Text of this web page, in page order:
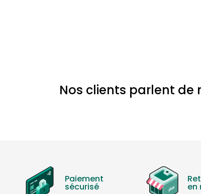
Nos clients parlent de
Paiement
sécurisé en